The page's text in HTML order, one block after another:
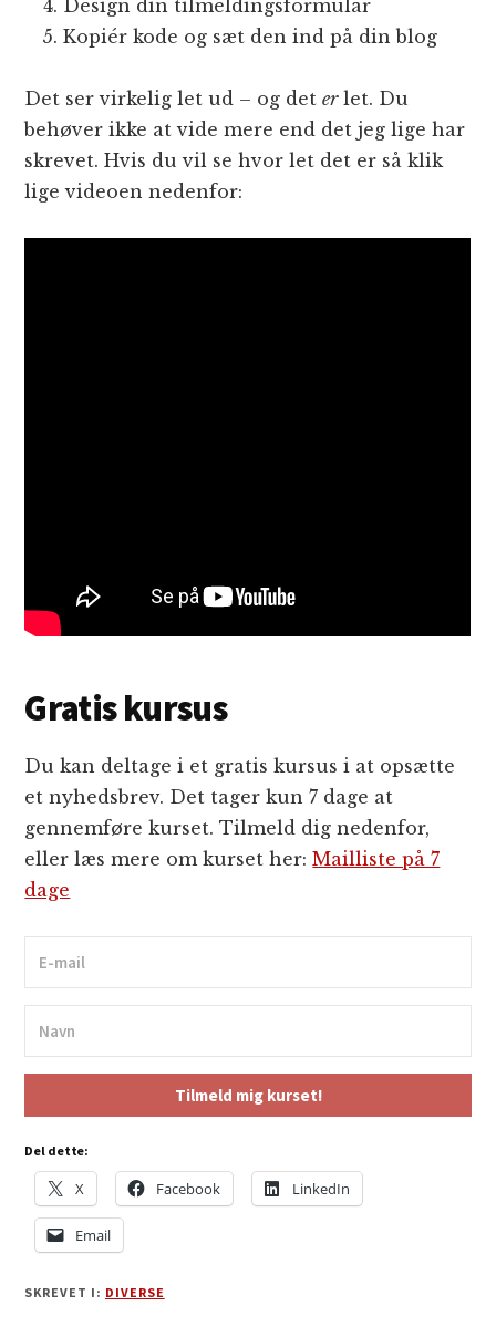
Design din tilmeldingsformular
Kopiér kode og sæt den ind på din blog
Det ser virkelig let ud – og deterlet. Du
behøver ikke at vide mere end det jeg lige har
skrevet. Hvis du vil se hvor let det er så klik
lige videoen nedenfor:
Gratis kursus
Du kan deltage i et gratis kursus i at opsætte
et nyhedsbrev. Det tager kun 7 dage at
gennemføre kurset. Tilmeld dig nedenfor,
eller læs mere om kurset her:Mailliste på 7
dage
Tilmeld mig kurset!
Del dette:
X Facebook LinkedIn
Email
SKREVET I: DIVERSE